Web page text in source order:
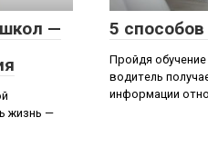
—
жизнь —
5
Пройдя
водитель
информации